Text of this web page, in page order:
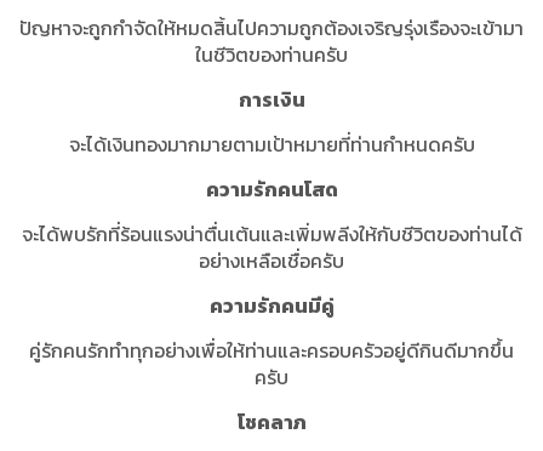
ปัญหาจะถูกกำจัดให้หมดสิ้นไปความถูกต้องเจริญรุ่งเรืองจะเข้ามา
ในชีวิตของท่านครับ
การเงิน
จะได้เงินทองมากมายตามเป้าหมายที่ท่านกำหนดครับ
ความรักคนโสด
จะได้พบรักที่ร้อนแรงน่าตื่นเต้นและเพิ่มพลีงให้กับชีวิตของท่านได้
อย่างเหลือเชื่อครับ
ความรักคนมีคู่
คู่รักคนรักทำทุกอย่างเพื่อให้ท่านและครอบครัวอยู่ดีกินดีมากขึ้น
ครับ
โชคลาภ